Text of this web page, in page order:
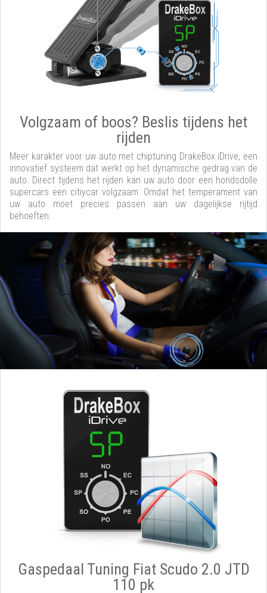
Volgzaam of boos? Beslis tijdens het
rijden
Meer karakter voor uw auto met chiptuning DrakeBox iDrive, een
innovatief systeem dat werkt op het dynamische gedrag van de
auto. Direct tijdens het rijden kan uw auto door een hondsdolle
supercars een citiycar volgzaam. Omdat het temperament van
uw auto moet precies passen aan uw dagelijkse rijtijd
behoeften.
Gaspedaal Tuning Fiat Scudo 2.0 JTD
110 pk